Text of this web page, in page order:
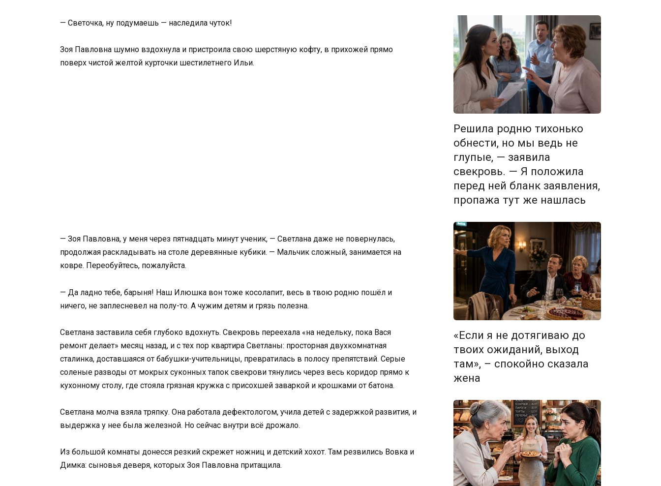
— Светочка, ну подумаешь — наследила чуток!
Зоя Павловна шумно вздохнула и пристроила свою шерстяную кофту, в прихожей прямо
поверх чистой желтой курточки шестилетнего Ильи.
— Зоя Павловна, у меня через пятнадцать минут ученик, — Светлана даже не повернулась,
продолжая раскладывать на столе деревянные кубики. — Мальчик сложный, занимается на
ковре. Переобуйтесь, пожалуйста.
— Да ладно тебе, барыня! Наш Илюшка вон тоже косолапит, весь в твою родню пошёл и
ничего, не заплесневел на полу-то. А чужим детям и грязь полезна.
Светлана заставила себя глубоко вдохнуть. Свекровь переехала «на недельку, пока Вася
ремонт делает» месяц назад, и с тех пор квартира Светланы: просторная двухкомнатная
сталинка, доставшаяся от бабушки-учительницы, превратилась в полосу препятствий. Серые
соленые разводы от мокрых суконных тапок свекрови тянулись через весь коридор прямо к
кухонному столу, где стояла грязная кружка с присохшей заваркой и крошками от батона.
Светлана молча взяла тряпку. Она работала дефектологом, учила детей с задержкой развития, и
выдержка у нее была железной. Но сейчас внутри всё дрожало.
Из большой комнаты донесся резкий скрежет ножниц и детский хохот. Там резвились Вовка и
Димка: сыновья деверя, которых Зоя Павловна притащила.
Решила родню тихонько
обнести, но мы ведь не
глупые, — заявила
свекровь. — Я положила
перед ней бланк заявления,
пропажа тут же нашлась
«Если я не дотягиваю до
твоих ожиданий, выход
там», – спокойно сказала
жена